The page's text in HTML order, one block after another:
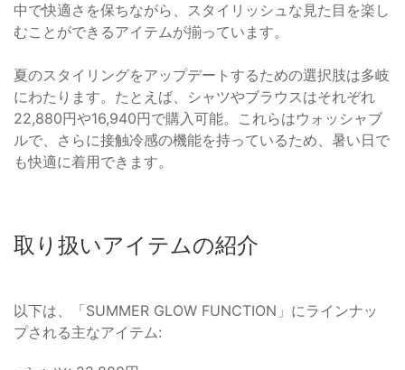
中で快適さを保ちながら、スタイリッシュな見た目を楽し
むことができるアイテムが揃っています。
夏のスタイリングをアップデートするための選択肢は多岐
にわたります。たとえば、シャツやブラウスはそれぞれ
22,880円や16,940円で購入可能。これらはウォッシャブ
ルで、さらに接触冷感の機能を持っているため、暑い日で
も快適に着用できます。
取り扱いアイテムの紹介
以下は、「SUMMER GLOW FUNCTION」にラインナッ
プされる主なアイテム: